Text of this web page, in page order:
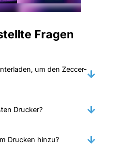
Fragen
um den Zeccer-
Drucker?
Drucken hinzu?